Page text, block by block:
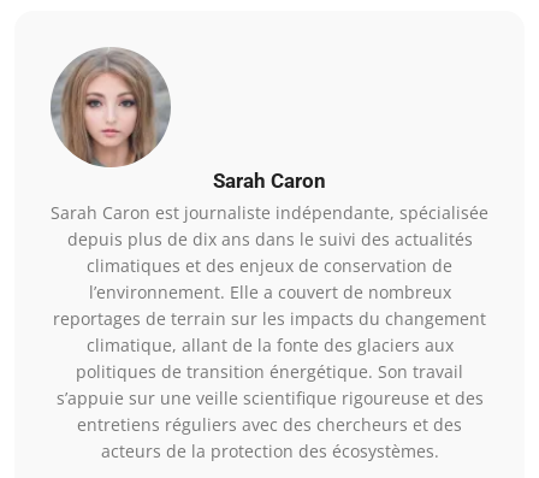
Sarah Caron
Sarah Caron est journaliste indépendante, spécialisée
depuis plus de dix ans dans le suivi des actualités
climatiques et des enjeux de conservation de
l’environnement. Elle a couvert de nombreux
reportages de terrain sur les impacts du changement
climatique, allant de la fonte des glaciers aux
politiques de transition énergétique. Son travail
s’appuie sur une veille scientifique rigoureuse et des
entretiens réguliers avec des chercheurs et des
acteurs de la protection des écosystèmes.